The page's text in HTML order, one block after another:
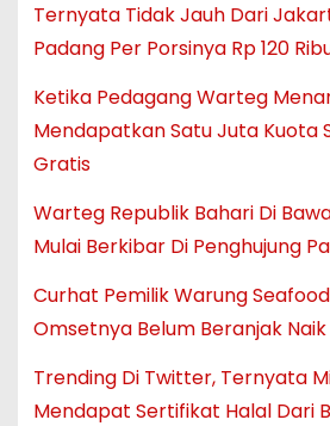
Ternyata Tidak Jauh Dari
Padang Per Porsinya Rp 120
Ketika Pedagang Warteg
Mendapatkan Satu Juta Kuota
Gratis
Warteg Republik Bahari Di
Mulai Berkibar Di Penghujung
Curhat Pemilik Warung
Omsetnya Belum Beranjak Naik
Trending Di Twitter, Ternyata
Mendapat Sertifikat Halal Dari